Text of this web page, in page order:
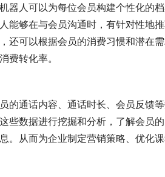
器人可以为每位会员构建个性化的
能够在与会员沟通时，有针对性地
还可以根据会员的消费习惯和潜在
费转化率。
的通话内容、通话时长、会员反馈
些数据进行挖掘和分析，了解会员
。从而为企业制定营销策略、优化